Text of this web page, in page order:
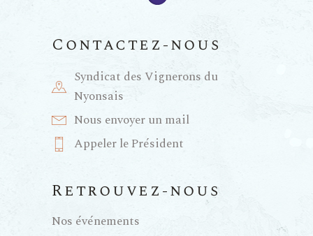
Contactez-nous
Syndicat des Vignerons du
Nyonsais
Nous envoyer un mail
Appeler le Président
Retrouvez-nous
Nos événements